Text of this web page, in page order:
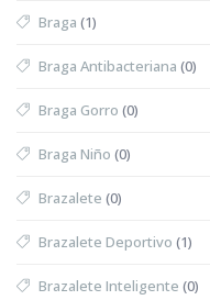
Braga (1)
Braga Antibacteriana (0)
Braga Gorro (0)
Braga Niño (0)
Brazalete (0)
Brazalete Deportivo (1)
Brazalete Inteligente (0)